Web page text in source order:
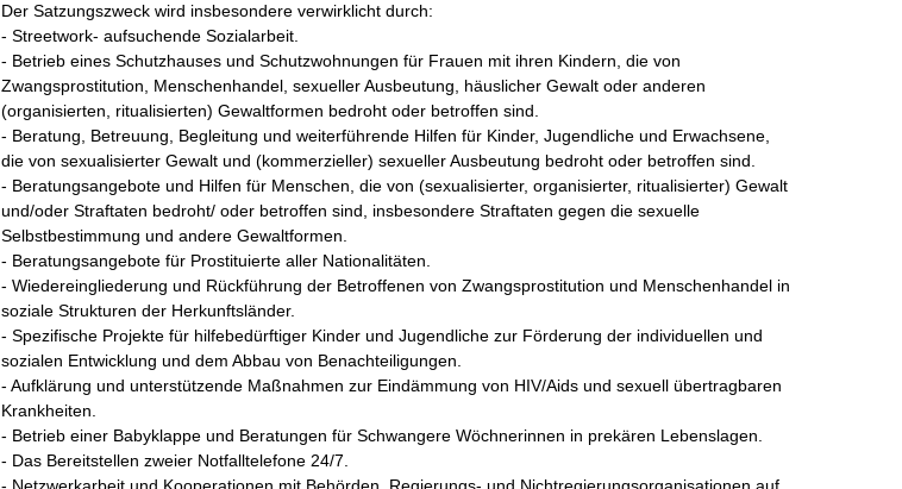
Der Satzungszweck wird insbesondere verwirklicht durch:
- Streetwork- aufsuchende Sozialarbeit.
- Betrieb eines Schutzhauses und Schutzwohnungen für Frauen mit ihren Kindern, die von
Zwangsprostitution, Menschenhandel, sexueller Ausbeutung, häuslicher Gewalt oder anderen
(organisierten, ritualisierten) Gewaltformen bedroht oder betroffen sind.
- Beratung, Betreuung, Begleitung und weiterführende Hilfen für Kinder, Jugendliche und Erwachsene,
die von sexualisierter Gewalt und (kommerzieller) sexueller Ausbeutung bedroht oder betroffen sind.
- Beratungsangebote und Hilfen für Menschen, die von (sexualisierter, organisierter, ritualisierter) Gewalt
und/oder Straftaten bedroht/ oder betroffen sind, insbesondere Straftaten gegen die sexuelle
Selbstbestimmung und andere Gewaltformen.
- Beratungsangebote für Prostituierte aller Nationalitäten.
- Wiedereingliederung und Rückführung der Betroffenen von Zwangsprostitution und Menschenhandel in
soziale Strukturen der Herkunftsländer.
- Spezifische Projekte für hilfebedürftiger Kinder und Jugendliche zur Förderung der individuellen und
sozialen Entwicklung und dem Abbau von Benachteiligungen.
- Aufklärung und unterstützende Maßnahmen zur Eindämmung von HIV/Aids und sexuell übertragbaren
Krankheiten.
- Betrieb einer Babyklappe und Beratungen für Schwangere Wöchnerinnen in prekären Lebenslagen.
- Das Bereitstellen zweier Notfalltelefone 24/7.